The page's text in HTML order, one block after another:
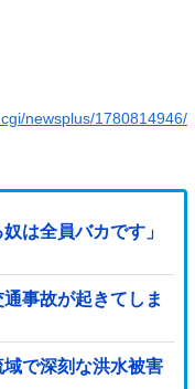
newsplus/1780814946/
は全員バカです」
事故が起きてしま
で深刻な洪水被害